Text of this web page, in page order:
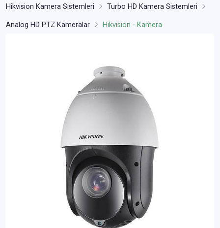
Hikvision Kamera Sistemleri Turbo HD Kamera Sistemleri
Analog HD PTZ Kameralar Hikvision - Kamera